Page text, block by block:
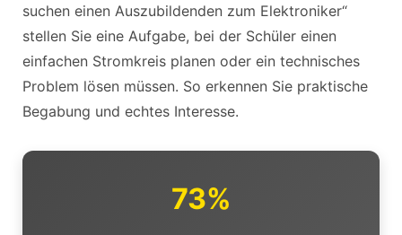
suchen einen Auszubildenden zum Elektroniker“
stellen Sie eine Aufgabe, bei der Schüler einen
einfachen Stromkreis planen oder ein technisches
Problem lösen müssen. So erkennen Sie praktische
Begabung und echtes Interesse.
73%